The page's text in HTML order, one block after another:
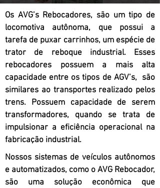
Os AVG’s Rebocadores, são um tipo de
locomotiva autônoma, que possui a
tarefa de puxar carrinhos, um espécie de
trator de reboque industrial. Esses
rebocadores possuem a mais alta
capacidade entre os tipos de AGV’s, são
similares ao transportes realizado pelos
trens. Possuem capacidade de serem
transformadores, quando se trata de
impulsionar a eficiência operacional na
fabricação industrial.
Nossos sistemas de veículos autônomos
e automatizados, como o AVG Rebocador,
são uma solução econômica que